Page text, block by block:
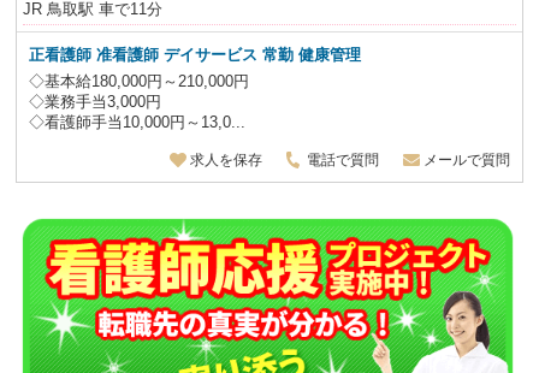
JR 鳥取駅 車で11分
正看護師 准看護師 デイサービス 常勤 健康管理
◇基本給180,000円～210,000円
◇業務手当3,000円
◇看護師手当10,000円～13,0...
求人を保存 電話で質問 メールで質問